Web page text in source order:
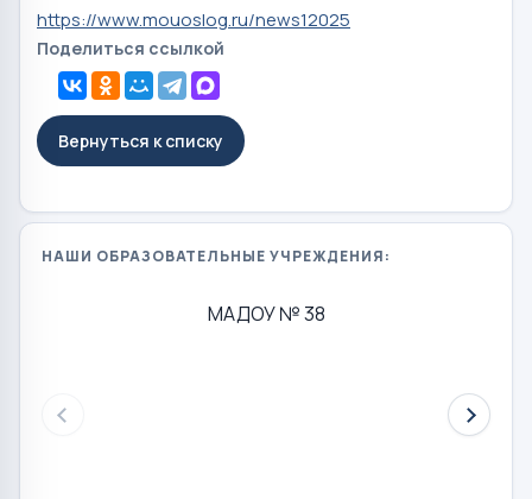
https://www.mouoslog.ru/news12025
Поделиться ссылкой
Вернуться к списку
НАШИ ОБРАЗОВАТЕЛЬНЫЕ УЧРЕЖДЕНИЯ:
МАДОУ № 38